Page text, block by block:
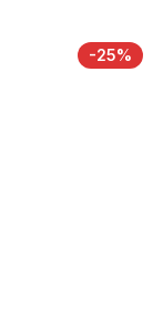
-25%